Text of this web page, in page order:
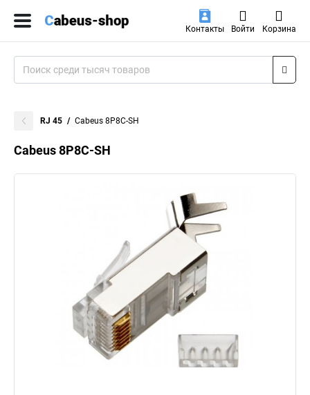
Контакты Войти Корзина
RJ 45 Cabeus 8P8C-SH
Cabeus 8P8C-SH